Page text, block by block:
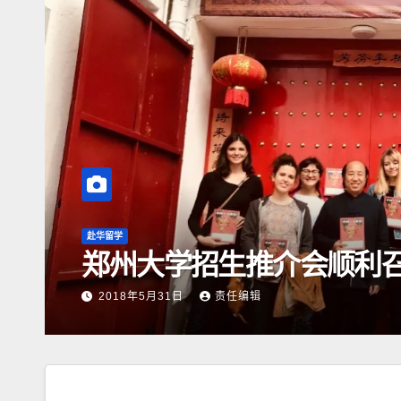
赴华留学
郑州大学招生推介会顺利
2018年5月31日 责任编辑